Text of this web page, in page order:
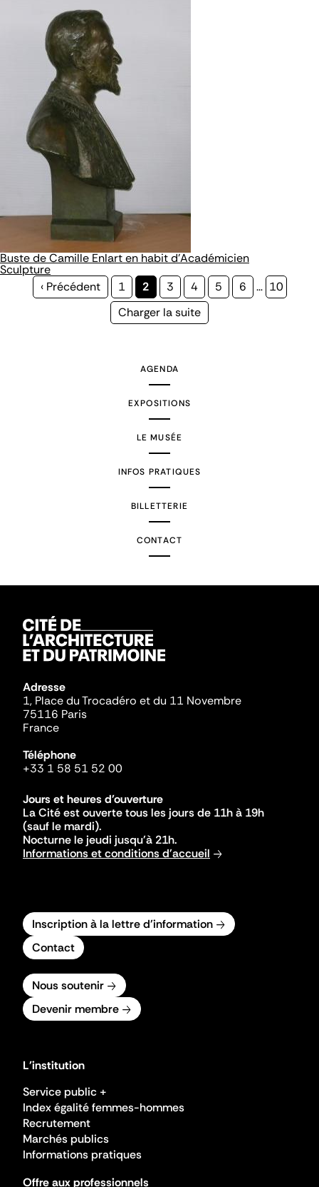
Buste de Camille Enlart en habit d'Académicien
Sculpture
Page
‹ Précédent Page
1
Page
courante
2 Page
3 Page
4 Page
5 Page
6 … Page
10
Page
Charger la suite
AGENDA
EXPOSITIONS
LE MUSÉE
INFOS PRATIQUES
BILLETTERIE
CONTACT
Adresse
1, Place du Trocadéro et du 11 Novembre
75116 Paris
France
Téléphone
+33 1 58 51 52 00
Jours et heures d'ouverture
La Cité est ouverte tous les jours de 11h à 19h
(sauf le mardi).
Nocturne le jeudi jusqu'à 21h.
Informations et conditions d'accueil
Inscription à la lettre d'information
Contact
Nous soutenir
Devenir membre
L'institution
Service public +
Index égalité femmes-hommes
Recrutement
Marchés publics
Informations pratiques
Offre aux professionnels